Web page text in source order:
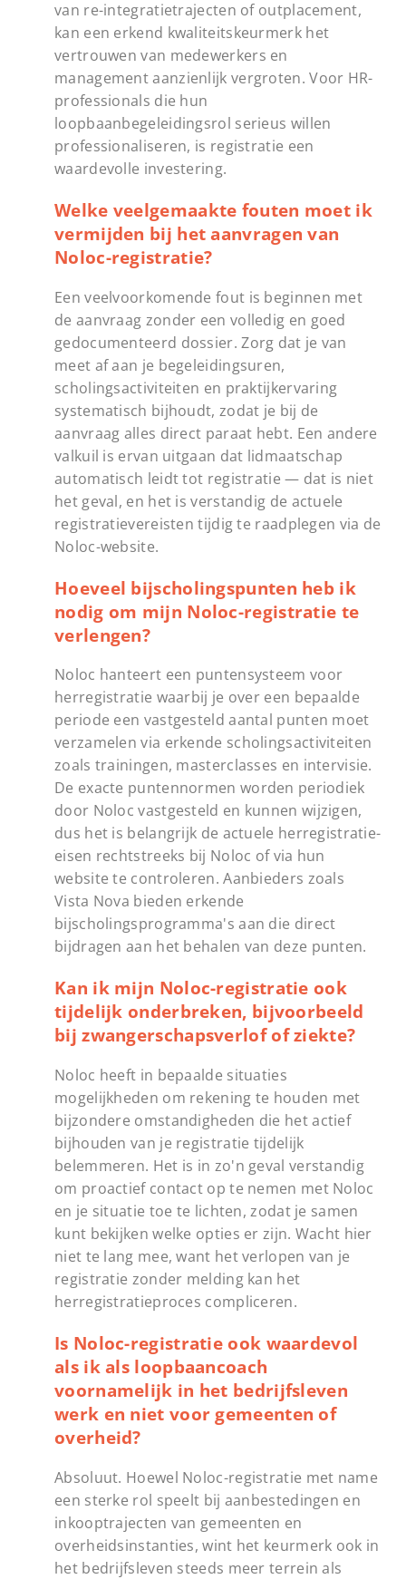
van re-integratietrajecten of outplacement,
kan een erkend kwaliteitskeurmerk het
vertrouwen van medewerkers en
management aanzienlijk vergroten. Voor HR-
professionals die hun
loopbaanbegeleidingsrol serieus willen
professionaliseren, is registratie een
waardevolle investering.
Welke veelgemaakte fouten moet ik
vermijden bij het aanvragen van
Noloc-registratie?
Een veelvoorkomende fout is beginnen met
de aanvraag zonder een volledig en goed
gedocumenteerd dossier. Zorg dat je van
meet af aan je begeleidingsuren,
scholingsactiviteiten en praktijkervaring
systematisch bijhoudt, zodat je bij de
aanvraag alles direct paraat hebt. Een andere
valkuil is ervan uitgaan dat lidmaatschap
automatisch leidt tot registratie — dat is niet
het geval, en het is verstandig de actuele
registratievereisten tijdig te raadplegen via de
Noloc-website.
Hoeveel bijscholingspunten heb ik
nodig om mijn Noloc-registratie te
verlengen?
Noloc hanteert een puntensysteem voor
herregistratie waarbij je over een bepaalde
periode een vastgesteld aantal punten moet
verzamelen via erkende scholingsactiviteiten
zoals trainingen, masterclasses en intervisie.
De exacte puntennormen worden periodiek
door Noloc vastgesteld en kunnen wijzigen,
dus het is belangrijk de actuele herregistratie-
eisen rechtstreeks bij Noloc of via hun
website te controleren. Aanbieders zoals
Vista Nova bieden erkende
bijscholingsprogramma's aan die direct
bijdragen aan het behalen van deze punten.
Kan ik mijn Noloc-registratie ook
tijdelijk onderbreken, bijvoorbeeld
bij zwangerschapsverlof of ziekte?
Noloc heeft in bepaalde situaties
mogelijkheden om rekening te houden met
bijzondere omstandigheden die het actief
bijhouden van je registratie tijdelijk
belemmeren. Het is in zo'n geval verstandig
om proactief contact op te nemen met Noloc
en je situatie toe te lichten, zodat je samen
kunt bekijken welke opties er zijn. Wacht hier
niet te lang mee, want het verlopen van je
registratie zonder melding kan het
herregistratieproces compliceren.
Is Noloc-registratie ook waardevol
als ik als loopbaancoach
voornamelijk in het bedrijfsleven
werk en niet voor gemeenten of
overheid?
Absoluut. Hoewel Noloc-registratie met name
een sterke rol speelt bij aanbestedingen en
inkooptrajecten van gemeenten en
overheidsinstanties, wint het keurmerk ook in
het bedrijfsleven steeds meer terrein als